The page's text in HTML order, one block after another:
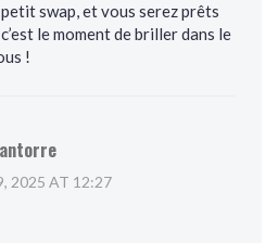
swap, et vous serez prêts
le moment de briller dans le
!
2025 AT 12:27